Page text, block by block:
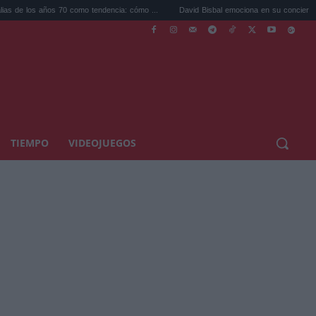
70 como tendencia: cómo ... David Bisbal emociona en su concierto de Cádiz:
TIEMPO VIDEOJUEGOS